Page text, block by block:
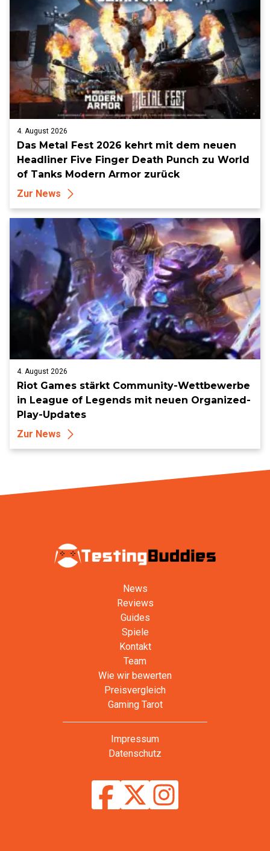
4. August 2026
Das Metal Fest 2026 kehrt mit dem neuen
Headliner Five Finger Death Punch zu World
of Tanks Modern Armor zurück
Zur News
4. August 2026
Riot Games stärkt Community-Wettbewerbe
in League of Legends mit neuen Organized-
Play-Updates
Zur News
News
Reviews
Guides
Spiele
Kontakt
Team
Wie wir bewerten
Preisvergleich
Gaming Tarot
Impressum
Datenschutz